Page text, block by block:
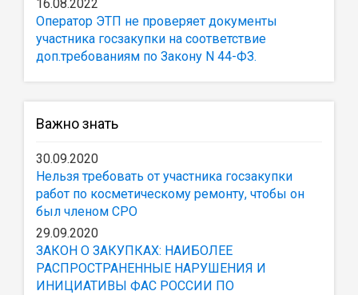
16.08.2022
Оператор ЭТП не проверяет документы
участника госзакупки на соответствие
доп.требованиям по Закону N 44-ФЗ.
Важно знать
30.09.2020
Нельзя требовать от участника госзакупки
работ по косметическому ремонту, чтобы он
был членом СРО
29.09.2020
ЗАКОН О ЗАКУПКАХ: НАИБОЛЕЕ
РАСПРОСТРАНЕННЫЕ НАРУШЕНИЯ И
ИНИЦИАТИВЫ ФАС РОССИИ ПО